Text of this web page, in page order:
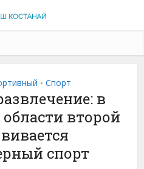
• Спорт
в
второй
спорт